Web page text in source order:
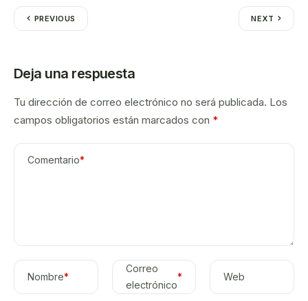
PREVIOUS NEXT
Deja una respuesta
Tu dirección de correo electrónico no será publicada. Los
campos obligatorios están marcados con *
Comentario*
Nombre*
Correo
electrónico
* Web